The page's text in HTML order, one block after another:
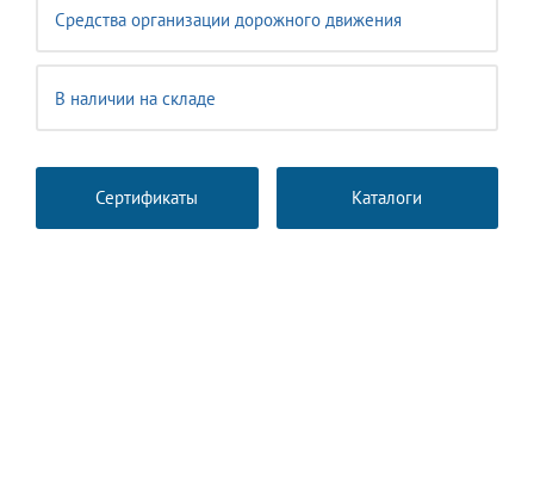
Средства организации дорожного движения
В наличии на складе
Сертификаты Каталоги